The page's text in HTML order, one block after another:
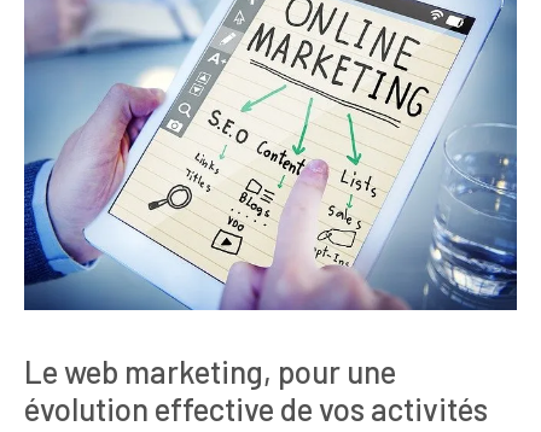
Le web marketing, pour une
évolution effective de vos activités